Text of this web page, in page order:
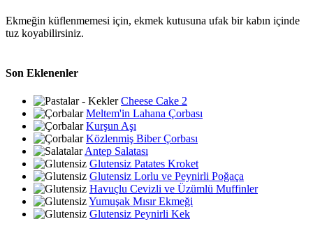
Ekmeğin küflenmemesi için, ekmek kutusuna ufak bir kabın içinde
tuz koyabilirsiniz.
Son Eklenenler
Cheese Cake 2
Meltem'in Lahana Çorbası
Kurşun Aşı
Közlenmiş Biber Çorbası
Antep Salatası
Glutensiz Patates Kroket
Glutensiz Lorlu ve Peynirli Poğaça
Havuçlu Cevizli ve Üzümlü Muffinler
Yumuşak Mısır Ekmeği
Glutensiz Peynirli Kek